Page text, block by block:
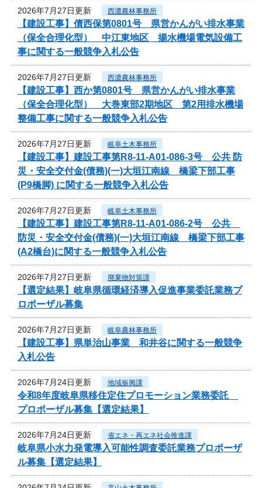
2026年7月27日更新 西濃農林事務所
【建設工事】債西保第0801号 県営かんがい排水事業
（保全合理化型） 中江東地区 揚水機場電気設備工
事に関する一般競争入札公告
2026年7月27日更新 西濃農林事務所
【建設工事】西か第0801号 県営かんがい排水事業
（保全合理化型） 大巻東部2期地区 第2用排水機場
整備工事に関する一般競争入札公告
2026年7月27日更新 岐阜土木事務所
【建設工事】建設工事第R8-11-A01-086-3号 公共 防
災・安全交付金(債務)(一)大垣江南線 橋梁下部工事
(P9橋脚) に関する一般競争入札公告
2026年7月27日更新 岐阜土木事務所
【建設工事】建設工事第R8-11-A01-086-2号 公共
防災・安全交付金(債務)(一)大垣江南線 橋梁下部工事
(A2橋台)に関する一般競争入札公告
2026年7月27日更新 廃棄物対策課
【選定結果】岐阜県循環経済導入促進事業委託業務プ
ロポーザル募集
2026年7月27日更新 岐阜農林事務所
【建設工事】県単治山事業 和井谷に関する一般競争
入札公告
2026年7月24日更新 地域振興課
令和8年度岐阜県移住定住プロモーション業務委託
プロポーザル募集【選定結果】
2026年7月24日更新 省エネ・再エネ社会推進課
岐阜県小水力発電導入可能性調査委託業務プロポーザ
ル募集【選定結果】